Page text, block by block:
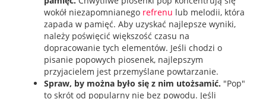
wokół niezapomnianego refrenu lub melodii, która
zapada w pamięć. Aby uzyskać najlepsze wyniki,
należy poświęcić większość czasu na
dopracowanie tych elementów. Jeśli chodzi o
pisanie popowych piosenek, najlepszym
przyjacielem jest przemyślane powtarzanie.
Spraw, by można było się z nim utożsamić. "Pop"
to skrót od popularny nie bez powodu. Jeśli